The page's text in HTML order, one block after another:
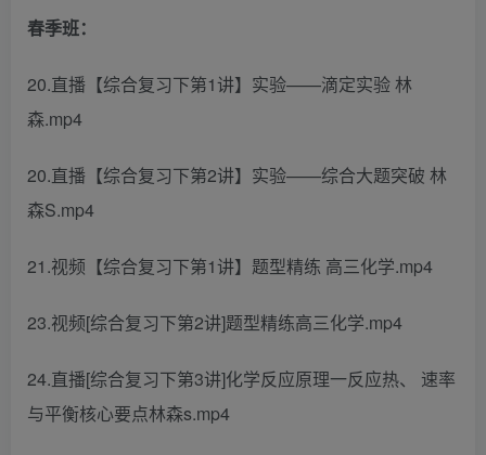
春季班：
20.直播【综合复习下第1讲】实验——滴定实验 林
森.mp4
20.直播【综合复习下第2讲】实验——综合大题突破 林
森S.mp4
21.视频【综合复习下第1讲】题型精练 高三化学.mp4
23.视频[综合复习下第2讲]题型精练高三化学.mp4
24.直播[综合复习下第3讲]化学反应原理一反应热、 速率
与平衡核心要点林森s.mp4